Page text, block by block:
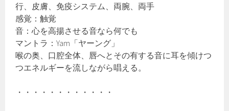
行、皮膚、免疫システム、両腕、両手
感覚：触覚
音：心を高揚させる音なら何でも
マントラ：Yam「ヤーング」
喉の奥、口腔全体、唇へとその有する音に耳を傾けつ
つエネルギーを流しながら唱える。
・・・・・・・・・・・・